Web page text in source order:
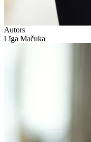
Autors
Līga Mačuka